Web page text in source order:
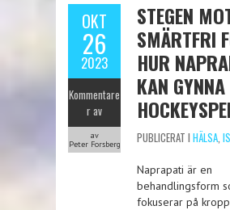
OKT
26
2023
Kommentare
r av
av
Peter Forsberg
STEGEN
SMÄRTFRI
HUR
KAN GYNNA
PUBLICERAT I HÄLSA,
Naprapati är en
behandlingsform
fokuserar på